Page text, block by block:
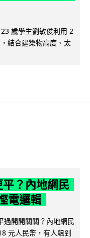
歲學生劉敏俊利用 2
結合建築物高度、太
？內地網民
電邏輯
過開開關關？內地網民
元人民幣，有人飆到